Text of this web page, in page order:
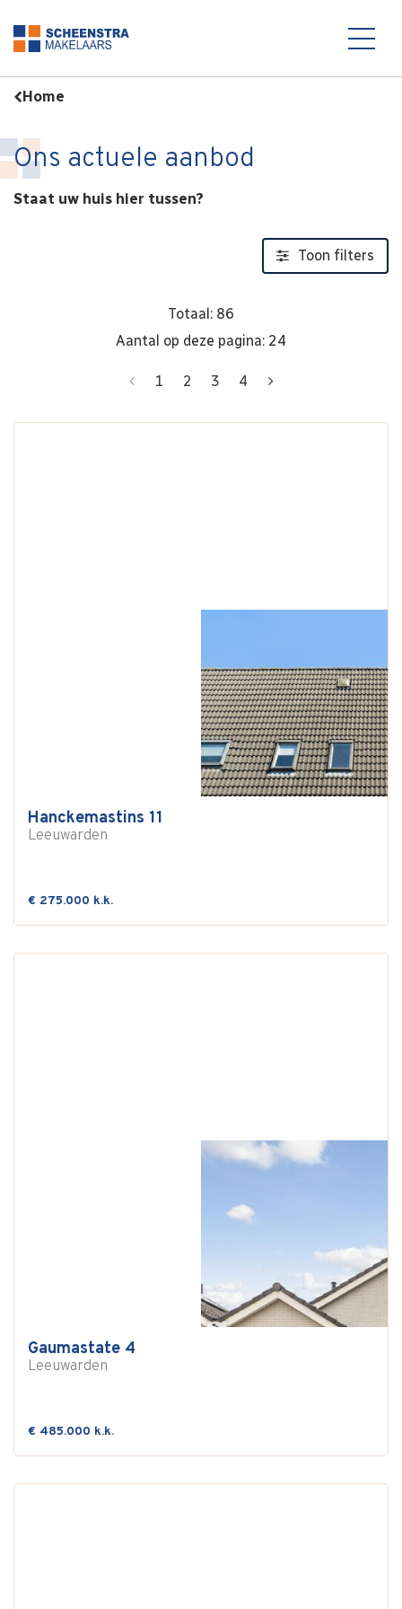
Home
Ons actuele aanbod
Staat uw huis hier tussen?
Toon filters
Totaal: 86
Aantal op deze pagina: 24
Vorige
1 2 3 4 Volgende
Hanckemastins 11
Leeuwarden
€ 275.000 k.k.
Gaumastate 4
Leeuwarden
€ 485.000 k.k.